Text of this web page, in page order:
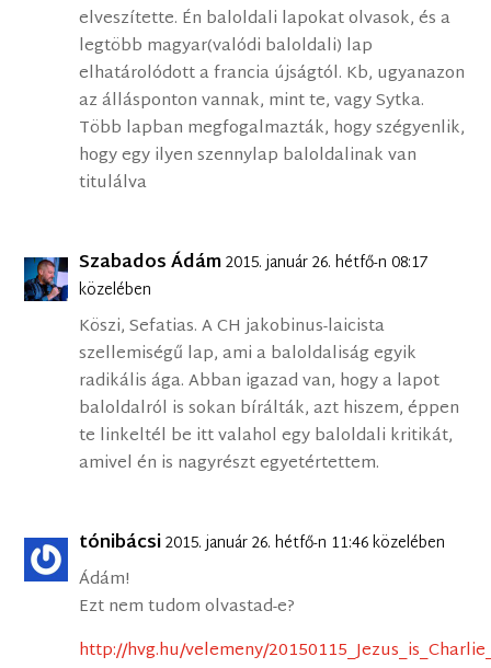
elveszítette. Én baloldali lapokat olvasok, és a
legtöbb magyar(valódi baloldali) lap
elhatárolódott a francia újságtól. Kb, ugyanazon
az állásponton vannak, mint te, vagy Sytka.
Több lapban megfogalmazták, hogy szégyenlik,
hogy egy ilyen szennylap baloldalinak van
titulálva
Szabados Ádám2015. január 26. hétfő-n 08:17
közelében
Köszi, Sefatias. A CH jakobinus-laicista
szellemiségű lap, ami a baloldaliság egyik
radikális ága. Abban igazad van, hogy a lapot
baloldalról is sokan bírálták, azt hiszem, éppen
te linkeltél be itt valahol egy baloldali kritikát,
amivel én is nagyrészt egyetértettem.
tónibácsi2015. január 26. hétfő-n 11:46 közelében
Ádám!
Ezt nem tudom olvastad-e?
http://hvg.hu/velemeny/